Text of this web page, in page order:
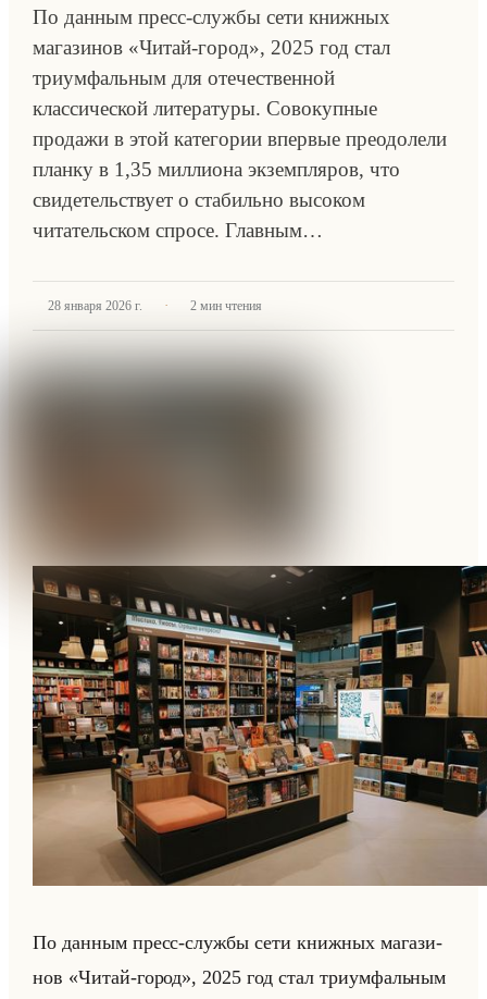
По данным пресс-службы сети книжных
магазинов «Читай-город», 2025 год стал
триумфальным для отечественной
классической литературы. Совокупные
продажи в этой категории впервые преодолели
планку в 1,35 миллиона экземпляров, что
свидетельствует о стабильно высоком
читательском спросе. Главным…
28 января 2026 г. · 2 мин чтения
По дан­ным пресс-служ­бы сети книж­ных ма­га­зи­
нов «Читай-город», 2025 год стал три­ум­фальным